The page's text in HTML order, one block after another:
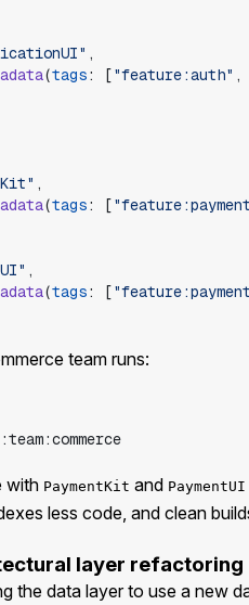
" ,
(tags: ["feature:auth" ,
" ,
(tags: ["feature:payment
" ,
(tags: ["feature:payment
team runs:
with PaymentKit and PaymentUI
less code, and clean
layer refactoring
the data layer to use a new